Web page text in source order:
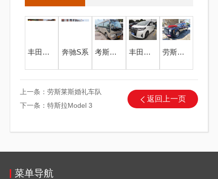
丰田卡罗拉 奔驰S系 考斯特中巴23座 丰田埃尔法 劳斯莱斯婚礼车队
返回上一页
上一条： 劳斯莱斯婚礼车队
下一条： 特斯拉Model 3
菜单导航